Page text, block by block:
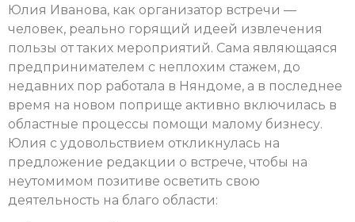
Юлия Иванова, как организатор встречи —
человек, реально горящий идеей извлечения
пользы от таких мероприятий. Сама являющаяся
предпринимателем с неплохим стажем, до
недавних пор работала в Няндоме, а в последнее
время на новом поприще активно включилась в
областные процессы помощи малому бизнесу.
Юлия с удовольствием откликнулась на
предложение редакции о встрече, чтобы на
неутомимом позитиве осветить свою
деятельность на благо области: